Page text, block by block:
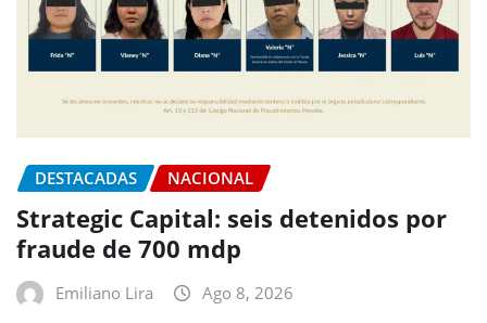
DESTACADAS NACIONAL
Strategic Capital: seis detenidos por
fraude de 700 mdp
Emiliano Lira Ago 8, 2026